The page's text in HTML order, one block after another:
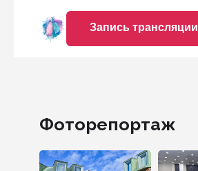
Запись трансляции
Фоторепортаж